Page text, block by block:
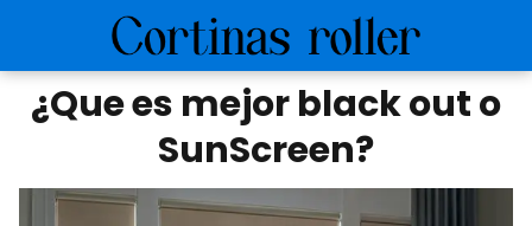
¿Que es mejor black out o
SunScreen?